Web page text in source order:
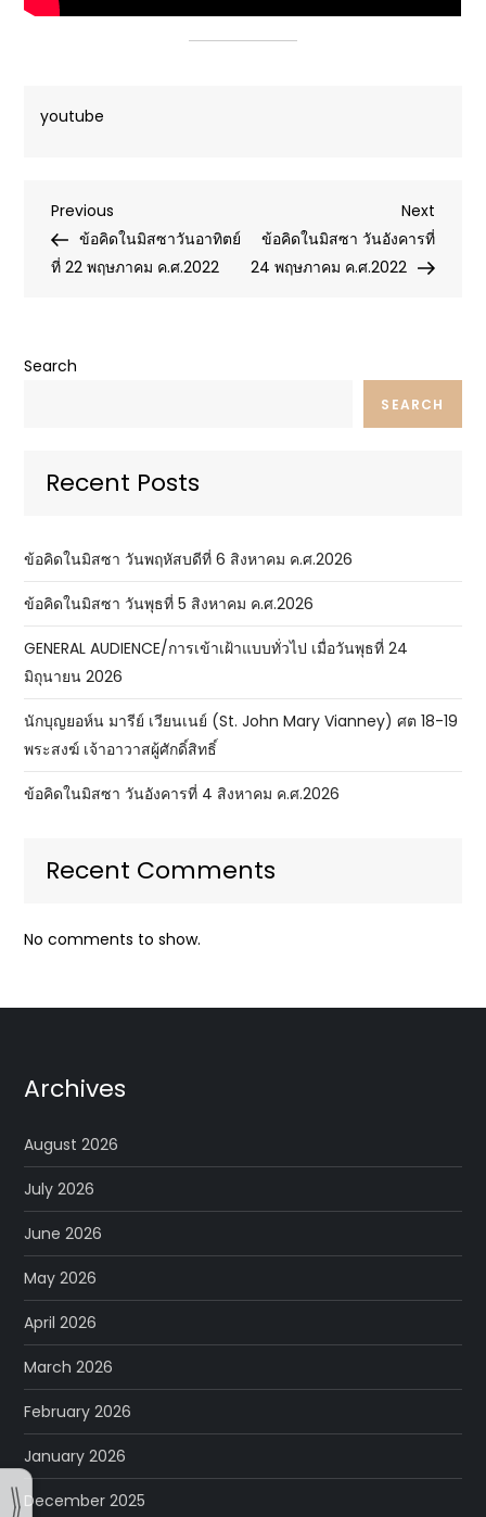
youtube
Post
navigation
Previous
Post
Previous
ข้อคิดในมิสซาวันอาทิตย์
ที่ 22 พฤษภาคม ค.ศ.2022
Next
Post
Next
ข้อคิดในมิสซา วันอังคารที่
24 พฤษภาคม ค.ศ.2022
Search
SEARCH
Recent Posts
ข้อคิดในมิสซา วันพฤหัสบดีที่ 6 สิงหาคม ค.ศ.2026
ข้อคิดในมิสซา วันพุธที่ 5 สิงหาคม ค.ศ.2026
GENERAL AUDIENCE/การเข้าเฝ้าแบบทั่วไป เมื่อวันพุธที่ 24
มิถุนายน 2026
นักบุญยอห์น มารีย์ เวียนเนย์ (St. John Mary Vianney) ศต 18-19
พระสงฆ์ เจ้าอาวาสผู้ศักดิ์สิทธิ์
ข้อคิดในมิสซา วันอังคารที่ 4 สิงหาคม ค.ศ.2026
Recent Comments
No comments to show.
Archives
August 2026
July 2026
June 2026
May 2026
April 2026
March 2026
February 2026
January 2026
December 2025